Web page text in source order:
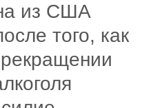
из США
того, как